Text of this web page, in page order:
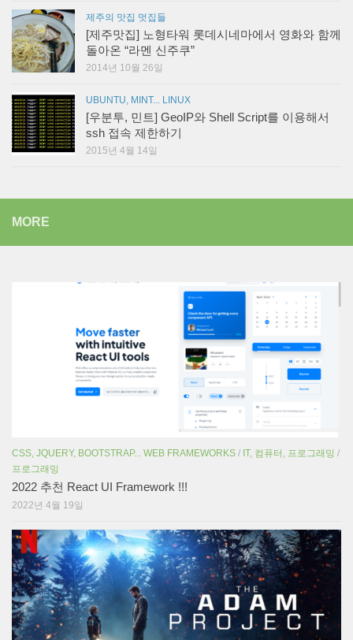
제주의 맛집 멋집들
[제주맛집] 노형타워 롯데시네마에서 영화와 함께
돌아온 “라멘 신주쿠”
2014년 10월 26일
UBUNTU, MINT... LINUX
[우분투, 민트] GeoIP와 Shell Script를 이용해서
ssh 접속 제한하기
2015년 4월 14일
MORE
CSS, JQUERY, BOOTSTRAP... WEB FRAMEWORKS / IT, 컴퓨터, 프로그래밍 /
프로그래밍
2022 추천 React UI Framework !!!
2022년 4월 19일